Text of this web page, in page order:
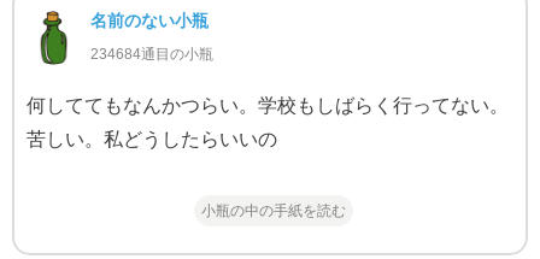
名前のない小瓶
234684通目の小瓶
何しててもなんかつらい。学校もしばらく行ってない。
苦しい。私どうしたらいいの
小瓶の中の手紙を読む